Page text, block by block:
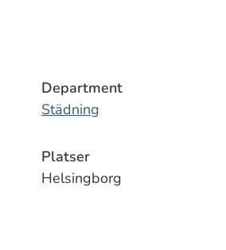
Department
Städning
Platser
Helsingborg